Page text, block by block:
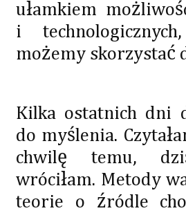
ułamkiem
i
możemy skorzystać
Kilka ostatnich dni
do myślenia.
chwilę temu,
wróciłam. Metody
teorie o źródle